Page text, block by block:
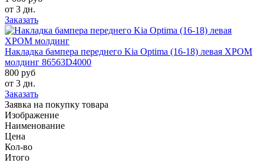
от 3 дн.
Заказать
Накладка бампера переднего Kia Optima (16-18) левая ХРОМ
молдинг 86563D4000
800 руб
от 3 дн.
Заказать
Заявка на покупку товара
Изображение
Наименование
Цена
Кол-во
Итого